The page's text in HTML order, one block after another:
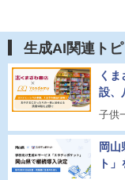
生成AI関連ト
く
設、
子供
岡山
ト